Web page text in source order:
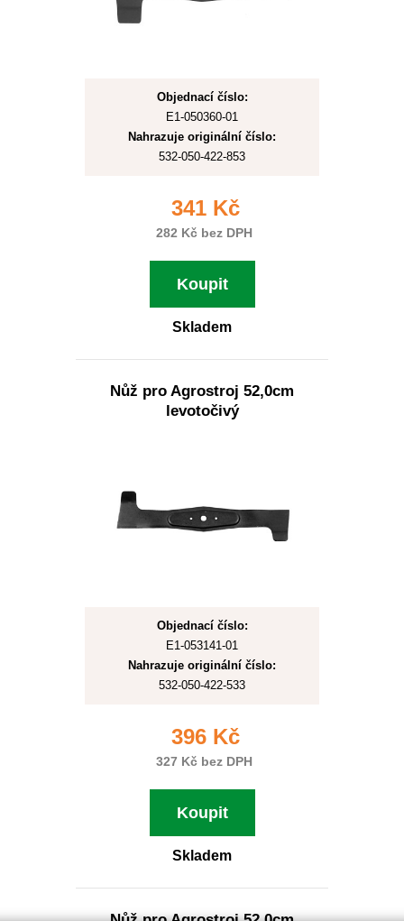
Objednací číslo:
E1-050360-01
Nahrazuje originální číslo:
532-050-422-853
341 Kč
282 Kč bez DPH
Koupit
Skladem
Nůž pro Agrostroj 52,0cm
levotočivý
Objednací číslo:
E1-053141-01
Nahrazuje originální číslo:
532-050-422-533
396 Kč
327 Kč bez DPH
Koupit
Skladem